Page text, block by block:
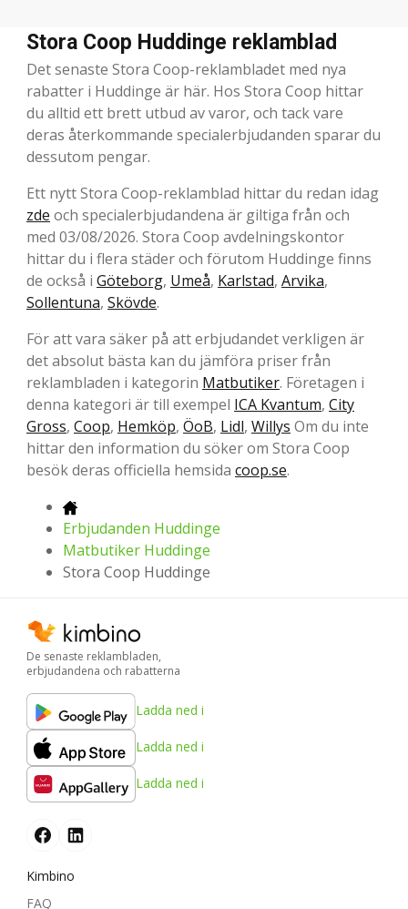
Stora Coop Huddinge reklamblad
Det senaste Stora Coop-reklambladet med nya
rabatter i Huddinge är här. Hos Stora Coop hittar
du alltid ett brett utbud av varor, och tack vare
deras återkommande specialerbjudanden sparar du
dessutom pengar.
Ett nytt Stora Coop-reklamblad hittar du redan idag
zde och specialerbjudandena är giltiga från och
med 03/08/2026. Stora Coop avdelningskontor
hittar du i flera städer och förutom Huddinge finns
de också i Göteborg, Umeå, Karlstad, Arvika,
Sollentuna, Skövde.
För att vara säker på att erbjudandet verkligen är
det absolut bästa kan du jämföra priser från
reklambladen i kategorin Matbutiker. Företagen i
denna kategori är till exempel ICA Kvantum, City
Gross, Coop, Hemköp, ÖoB, Lidl, Willys Om du inte
hittar den information du söker om Stora Coop
besök deras officiella hemsida coop.se.
Erbjudanden Huddinge
Matbutiker Huddinge
Stora Coop Huddinge
De senaste reklambladen,
erbjudandena och rabatterna
Ladda ned i
Ladda ned i
Ladda ned i
Kimbino
FAQ